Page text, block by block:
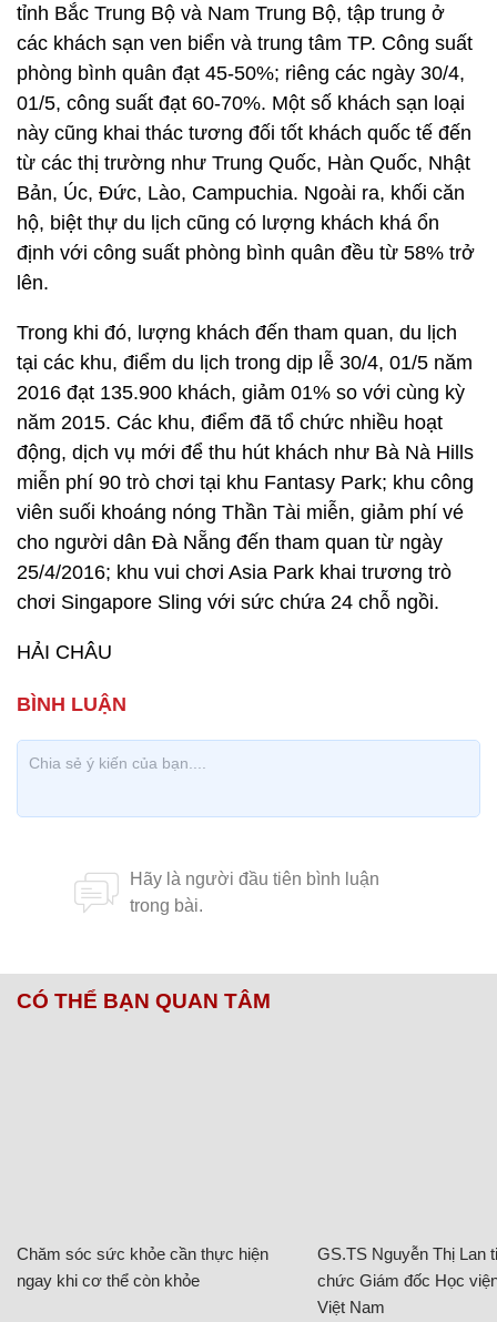
tỉnh Bắc Trung Bộ và Nam Trung Bộ, tập trung ở
các khách sạn ven biển và trung tâm TP. Công suất
phòng bình quân đạt 45-50%; riêng các ngày 30/4,
01/5, công suất đạt 60-70%. Một số khách sạn loại
này cũng khai thác tương đối tốt khách quốc tế đến
từ các thị trường như Trung Quốc, Hàn Quốc, Nhật
Bản, Úc, Đức, Lào, Campuchia. Ngoài ra, khối căn
hộ, biệt thự du lịch cũng có lượng khách khá ổn
định với công suất phòng bình quân đều từ 58% trở
lên.
Trong khi đó, lượng khách đến tham quan, du lịch
tại các khu, điểm du lịch trong dịp lễ 30/4, 01/5 năm
2016 đạt 135.900 khách, giảm 01% so với cùng kỳ
năm 2015. Các khu, điểm đã tổ chức nhiều hoạt
động, dịch vụ mới để thu hút khách như Bà Nà Hills
miễn phí 90 trò chơi tại khu Fantasy Park; khu công
viên suối khoáng nóng Thần Tài miễn, giảm phí vé
cho người dân Đà Nẵng đến tham quan từ ngày
25/4/2016; khu vui chơi Asia Park khai trương trò
chơi Singapore Sling với sức chứa 24 chỗ ngồi.
HẢI CHÂU
CÓ THỂ BẠN QUAN TÂM
Chăm sóc sức khỏe cần thực hiện
ngay khi cơ thể còn khỏe
GS.TS Nguyễn Thị Lan
chức Giám đốc Học
Việt Nam